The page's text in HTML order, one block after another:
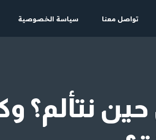
تواصل معنا سياسة الخصوصية
حين نتألم؟